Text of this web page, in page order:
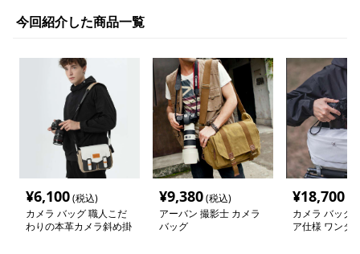
今回紹介した商品一覧
¥6,100(税込)
カメラ バッグ 職人こだ
わりの本革カメラ斜め掛
¥9,380(税込)
アーバン 撮影士 カメラ
バッグ
¥18,700
カメラ バッグ
ア仕様 ワンタ